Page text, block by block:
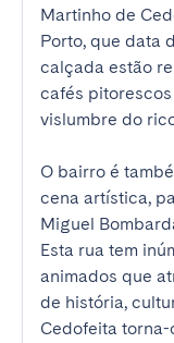
Martinho de
Porto, que data
calçada estão
cafés
vislumbre do
O bairro é
cena artística,
Miguel
Esta rua tem
animados que
de história,
Cedofeita